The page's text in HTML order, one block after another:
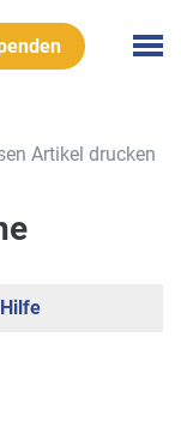
Artikel drucken